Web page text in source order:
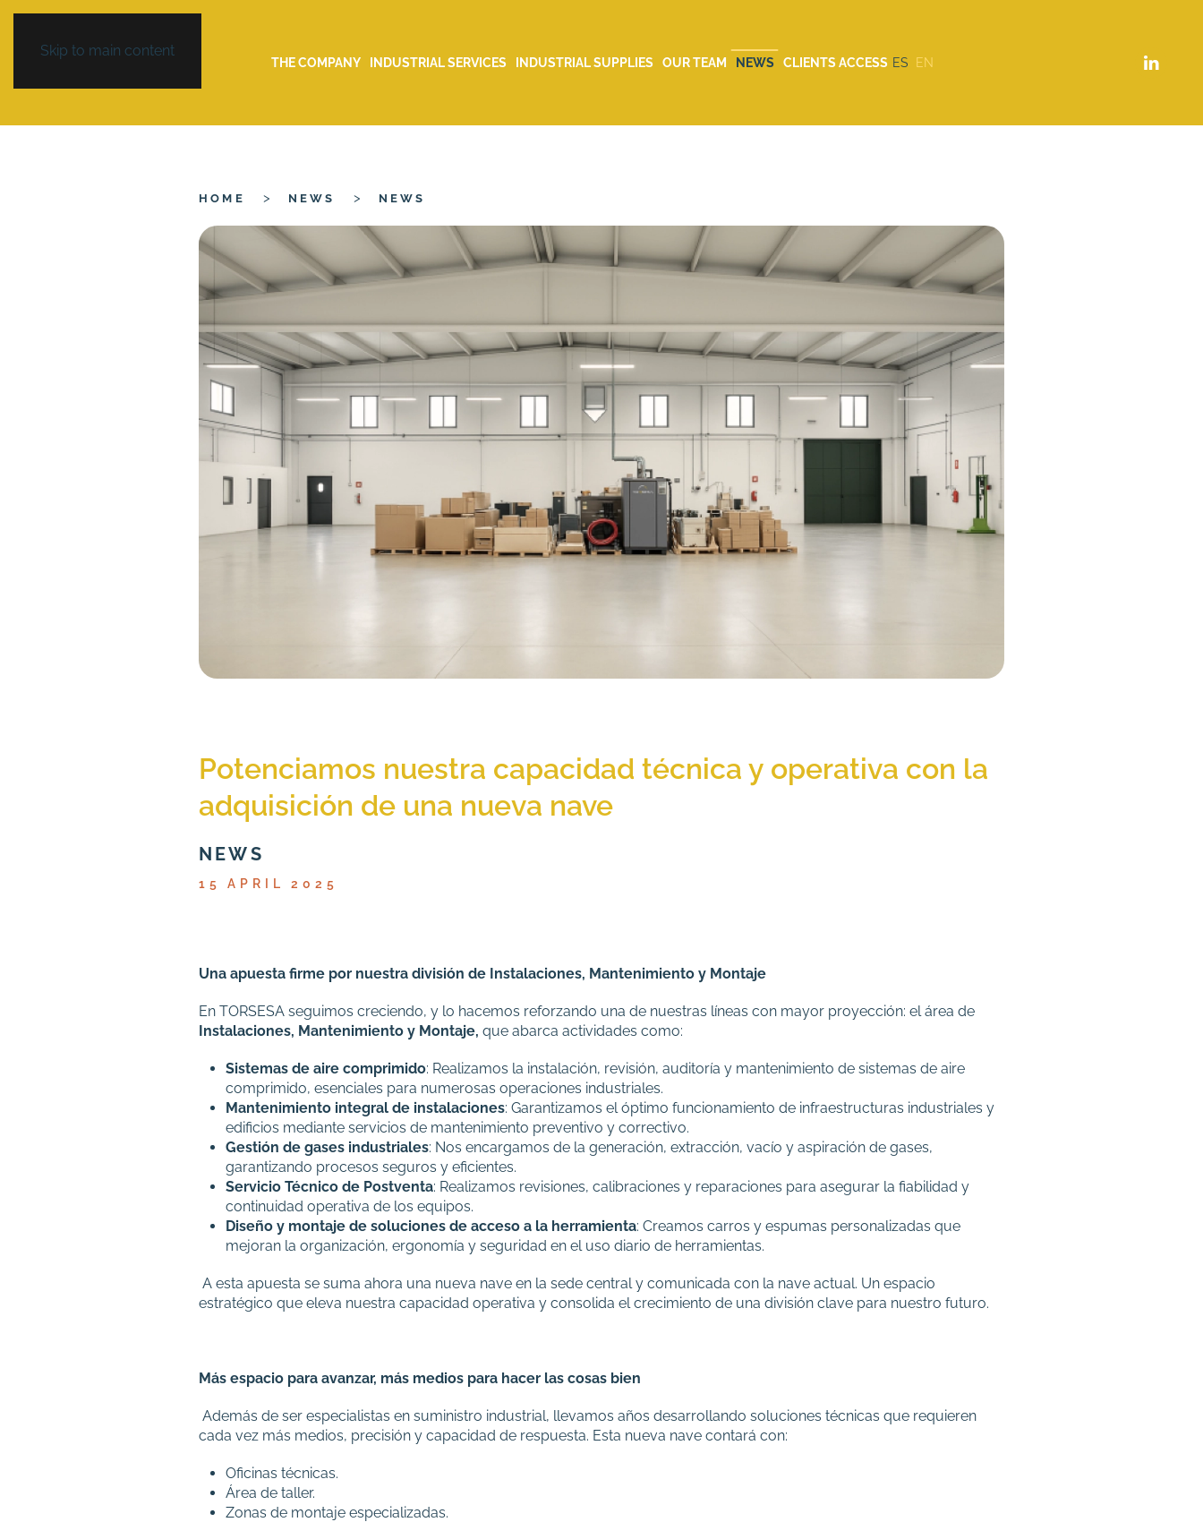
Skip to main content
THE COMPANY INDUSTRIAL SERVICES INDUSTRIAL SUPPLIES OUR TEAM NEWS CLIENTS ACCESS ES EN
HOME NEWS NEWS
Potenciamos nuestra capacidad técnica y operativa con la
adquisición de una nueva nave
NEWS
15 APRIL 2025
Una apuesta firme por nuestra división de Instalaciones, Mantenimiento y Montaje
En TORSESA seguimos creciendo, y lo hacemos reforzando una de nuestras líneas con mayor proyección: el área de
Instalaciones, Mantenimiento y Montaje, que abarca actividades como:​
Sistemas de aire comprimido: Realizamos la instalación, revisión, auditoría y mantenimiento de sistemas de aire
comprimido, esenciales para numerosas operaciones industriales.​
Mantenimiento integral de instalaciones: Garantizamos el óptimo funcionamiento de infraestructuras industriales y
edificios mediante servicios de mantenimiento preventivo y correctivo.​
Gestión de gases industriales: Nos encargamos de la generación, extracción, vacío y aspiración de gases,
garantizando procesos seguros y eficientes.​
Servicio Técnico de Postventa: Realizamos revisiones, calibraciones y reparaciones para asegurar la fiabilidad y
continuidad operativa de los equipos.
Diseño y montaje de soluciones de acceso a la herramienta: Creamos carros y espumas personalizadas que
mejoran la organización, ergonomía y seguridad en el uso diario de herramientas.
A esta apuesta se suma ahora una nueva nave en la sede central y comunicada con la nave actual. Un espacio
estratégico que eleva nuestra capacidad operativa y consolida el crecimiento de una división clave para nuestro futuro.
Más espacio para avanzar, más medios para hacer las cosas bien
Además de ser especialistas en suministro industrial, llevamos años desarrollando soluciones técnicas que requieren
cada vez más medios, precisión y capacidad de respuesta. Esta nueva nave contará con:
Oficinas técnicas.
Área de taller.
Zonas de montaje especializadas.